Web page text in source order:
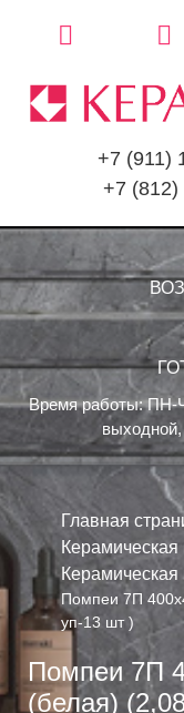
+7 (911)
+7 (812)
Время работы: ПН-
Главная
Керамическая
Помпеи 7П
уп-13 шт )
Помпеи 7П
(белая)